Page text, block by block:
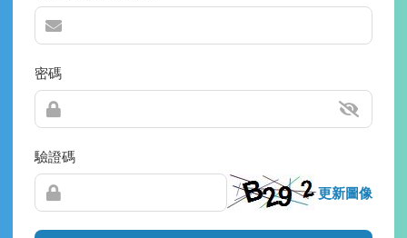
密碼
驗證碼
更新圖像